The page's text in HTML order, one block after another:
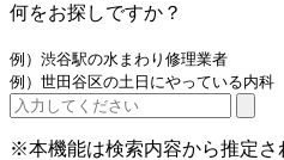
何をお探しですか？
例）渋谷駅の水まわり修理業者
例）世田谷区の土日にやっている内科
※本機能は検索内容から推定さ